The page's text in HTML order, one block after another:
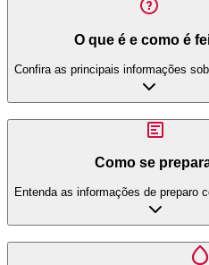
O que é e como é
Confira as principais informações
Como se
Entenda as informações de preparo